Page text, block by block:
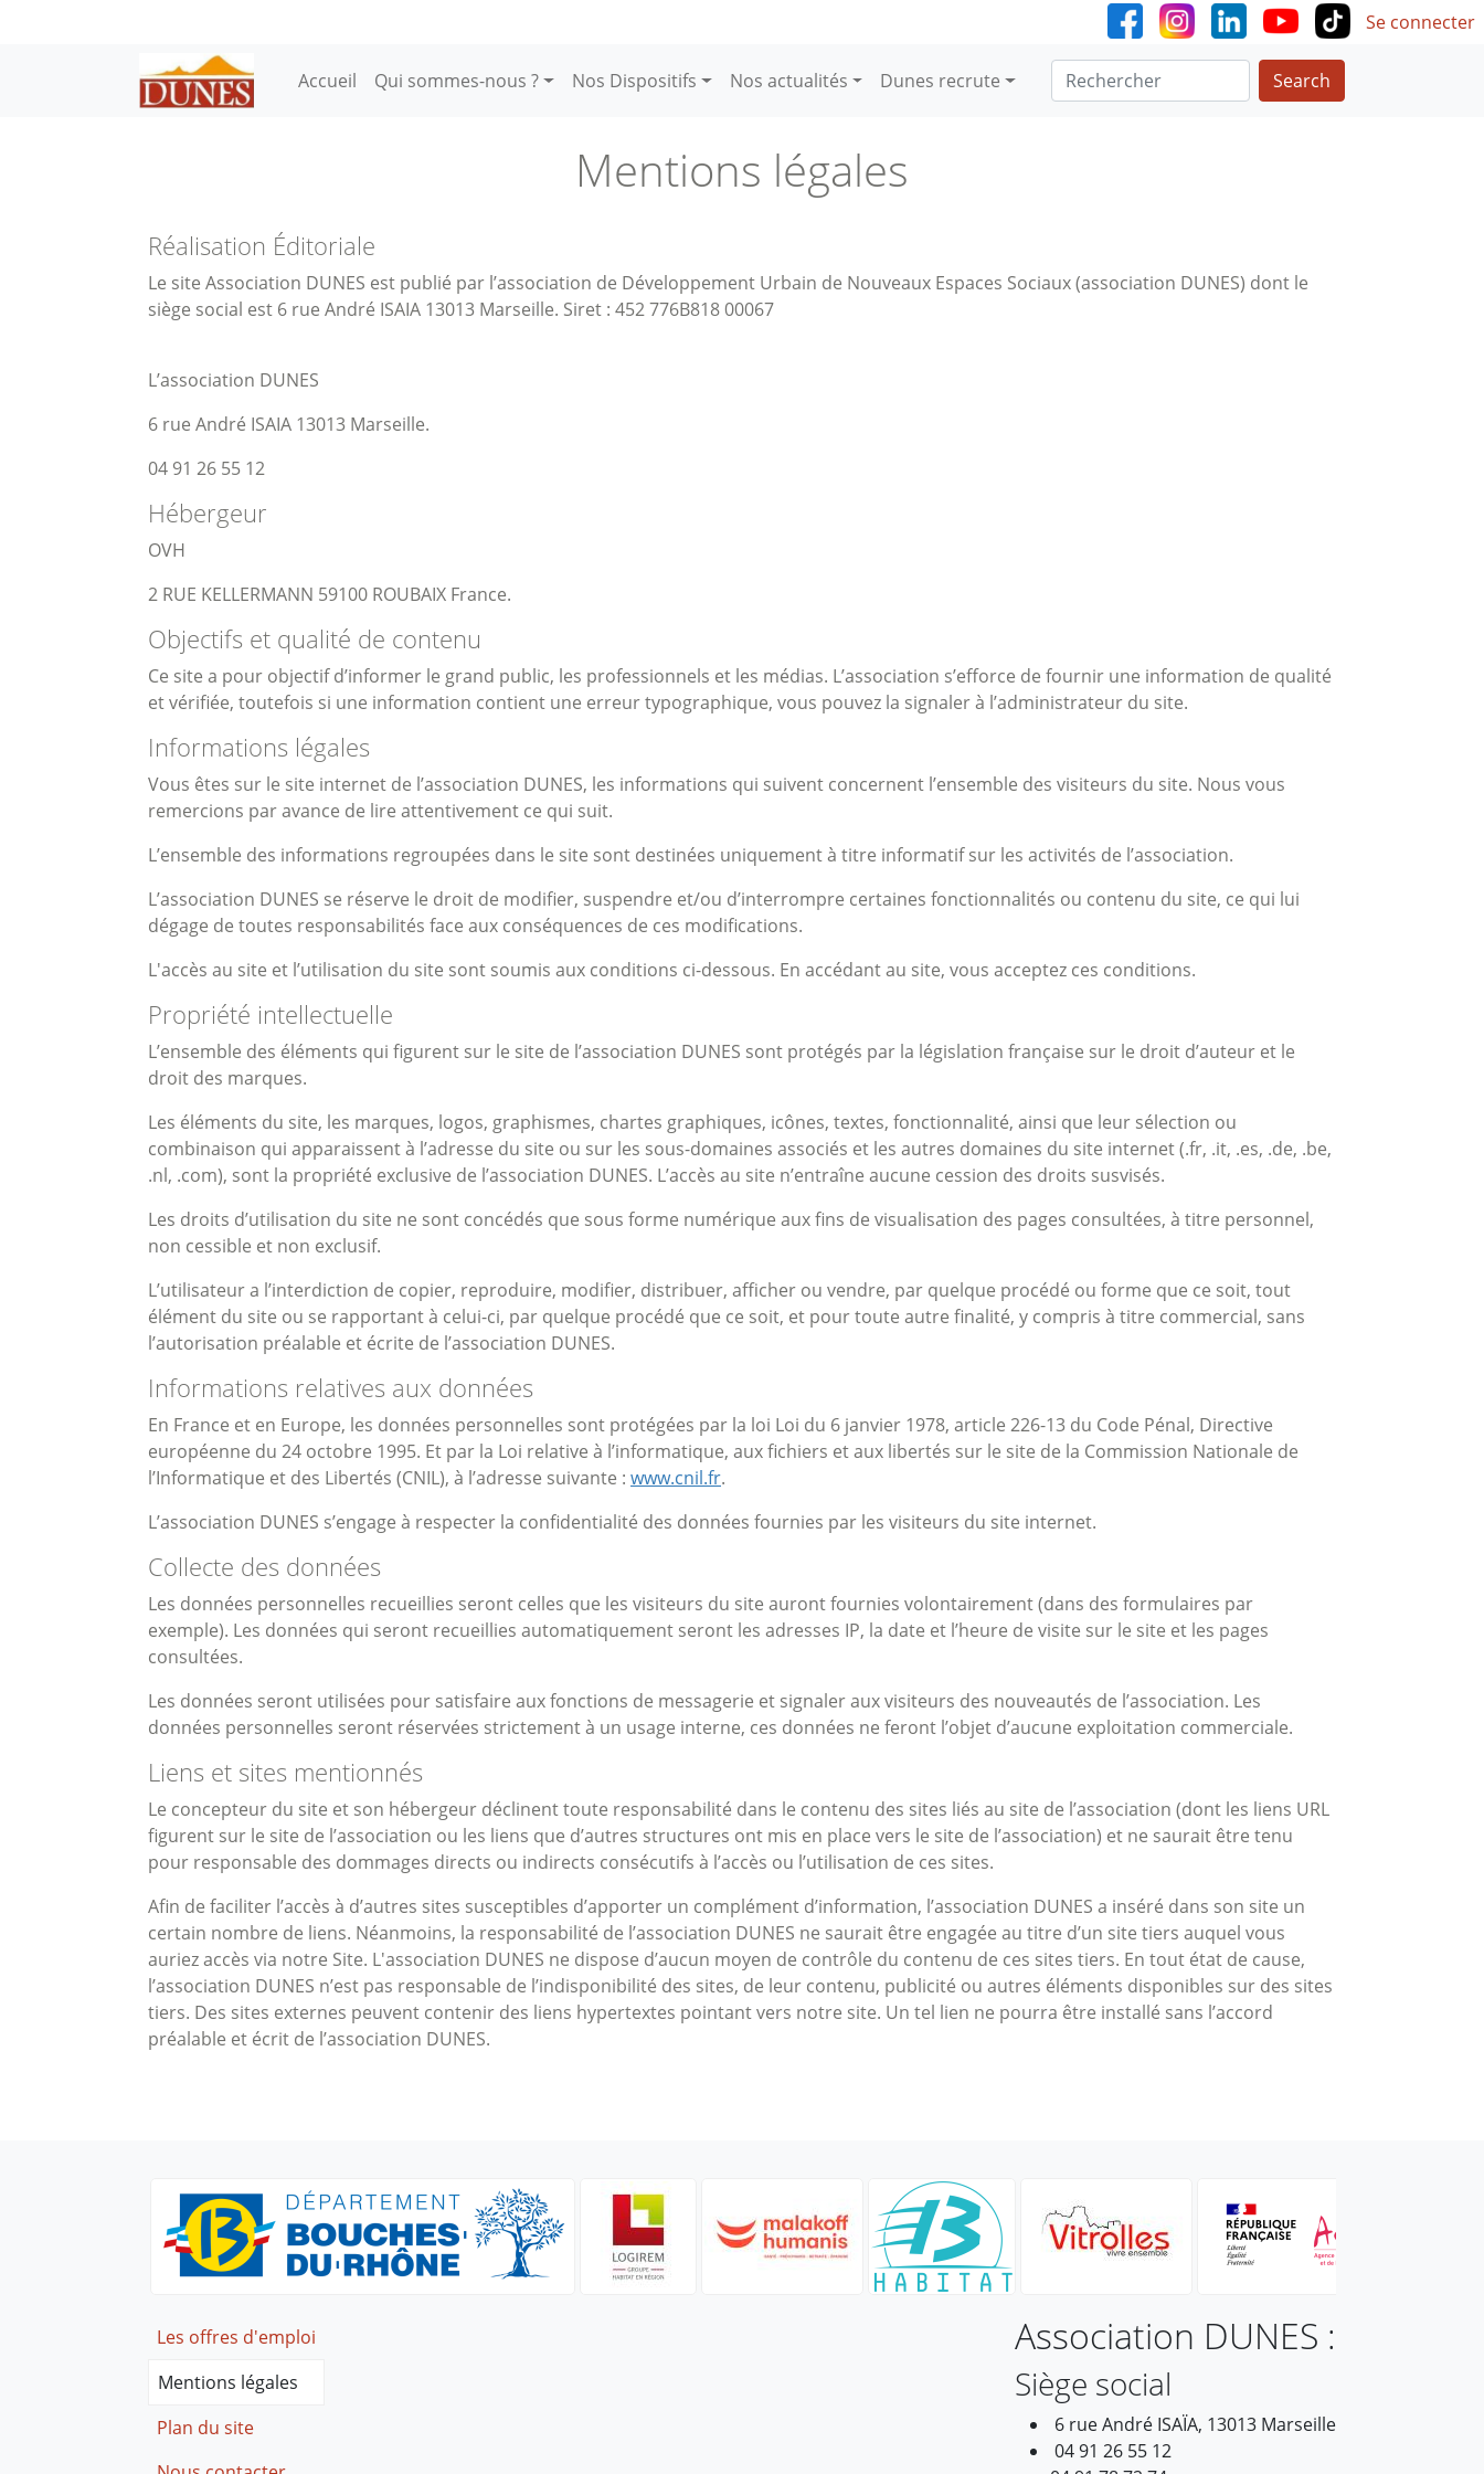
User
Se connecter
Main navigation
Accueil Qui sommes-nous ? Nos Dispositifs Nos actualités Dunes recrute Search
Mentions légales
Réalisation Éditoriale
Le site Association DUNES est publié par l’association de Développement Urbain de Nouveaux Espaces Sociaux (association DUNES) dont le
siège social est 6 rue André ISAIA 13013 Marseille. Siret : 452 776B818 00067
L’association DUNES
6 rue André ISAIA 13013 Marseille.
04 91 26 55 12
Hébergeur
OVH
2 RUE KELLERMANN 59100 ROUBAIX France.
Objectifs et qualité de contenu
Ce site a pour objectif d’informer le grand public, les professionnels et les médias. L’association s’efforce de fournir une information de qualité
et vérifiée, toutefois si une information contient une erreur typographique, vous pouvez la signaler à l’administrateur du site.
Informations légales
Vous êtes sur le site internet de l’association DUNES, les informations qui suivent concernent l’ensemble des visiteurs du site. Nous vous
remercions par avance de lire attentivement ce qui suit.
L’ensemble des informations regroupées dans le site sont destinées uniquement à titre informatif sur les activités de l’association.
L’association DUNES se réserve le droit de modifier, suspendre et/ou d’interrompre certaines fonctionnalités ou contenu du site, ce qui lui
dégage de toutes responsabilités face aux conséquences de ces modifications.
L'accès au site et l’utilisation du site sont soumis aux conditions ci-dessous. En accédant au site, vous acceptez ces conditions.
Propriété intellectuelle
L’ensemble des éléments qui figurent sur le site de l’association DUNES sont protégés par la législation française sur le droit d’auteur et le
droit des marques.
Les éléments du site, les marques, logos, graphismes, chartes graphiques, icônes, textes, fonctionnalité, ainsi que leur sélection ou
combinaison qui apparaissent à l’adresse du site ou sur les sous-domaines associés et les autres domaines du site internet (.fr, .it, .es, .de, .be,
.nl, .com), sont la propriété exclusive de l’association DUNES. L’accès au site n’entraîne aucune cession des droits susvisés.
Les droits d’utilisation du site ne sont concédés que sous forme numérique aux fins de visualisation des pages consultées, à titre personnel,
non cessible et non exclusif.
L’utilisateur a l’interdiction de copier, reproduire, modifier, distribuer, afficher ou vendre, par quelque procédé ou forme que ce soit, tout
élément du site ou se rapportant à celui-ci, par quelque procédé que ce soit, et pour toute autre finalité, y compris à titre commercial, sans
l’autorisation préalable et écrite de l’association DUNES.
Informations relatives aux données
En France et en Europe, les données personnelles sont protégées par la loi Loi du 6 janvier 1978, article 226-13 du Code Pénal, Directive
européenne du 24 octobre 1995. Et par la Loi relative à l’informatique, aux fichiers et aux libertés sur le site de la Commission Nationale de
l’Informatique et des Libertés (CNIL), à l’adresse suivante : www.cnil.fr.
L’association DUNES s’engage à respecter la confidentialité des données fournies par les visiteurs du site internet.
Collecte des données
Les données personnelles recueillies seront celles que les visiteurs du site auront fournies volontairement (dans des formulaires par
exemple). Les données qui seront recueillies automatiquement seront les adresses IP, la date et l’heure de visite sur le site et les pages
consultées.
Les données seront utilisées pour satisfaire aux fonctions de messagerie et signaler aux visiteurs des nouveautés de l’association. Les
données personnelles seront réservées strictement à un usage interne, ces données ne feront l’objet d’aucune exploitation commerciale.
Liens et sites mentionnés
Le concepteur du site et son hébergeur déclinent toute responsabilité dans le contenu des sites liés au site de l’association (dont les liens URL
figurent sur le site de l’association ou les liens que d’autres structures ont mis en place vers le site de l’association) et ne saurait être tenu
pour responsable des dommages directs ou indirects consécutifs à l’accès ou l’utilisation de ces sites.
Afin de faciliter l’accès à d’autres sites susceptibles d’apporter un complément d’information, l’association DUNES a inséré dans son site un
certain nombre de liens. Néanmoins, la responsabilité de l’association DUNES ne saurait être engagée au titre d’un site tiers auquel vous
auriez accès via notre Site. L'association DUNES ne dispose d’aucun moyen de contrôle du contenu de ces sites tiers. En tout état de cause,
l’association DUNES n’est pas responsable de l’indisponibilité des sites, de leur contenu, publicité ou autres éléments disponibles sur des sites
tiers. Des sites externes peuvent contenir des liens hypertextes pointant vers notre site. Un tel lien ne pourra être installé sans l’accord
préalable et écrit de l’association DUNES.
Footer
Les offres d'emploi
Mentions légales
Plan du site
Association DUNES :
Siège social
6 rue André ISAÏA, 13013 Marseille
04 91 26 55 12